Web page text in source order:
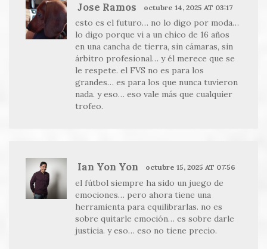
Jose Ramos octubre 14, 2025 AT 03:17
esto es el futuro… no lo digo por moda…
lo digo porque vi a un chico de 16 años
en una cancha de tierra, sin cámaras, sin
árbitro profesional… y él merece que se
le respete. el FVS no es para los
grandes… es para los que nunca tuvieron
nada. y eso… eso vale más que cualquier
trofeo.
Ian Yon Yon octubre 15, 2025 AT 07:56
el fútbol siempre ha sido un juego de
emociones… pero ahora tiene una
herramienta para equilibrarlas. no es
sobre quitarle emoción… es sobre darle
justicia. y eso… eso no tiene precio.